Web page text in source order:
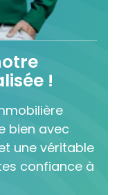
!
bien avec
une véritable
confiance à